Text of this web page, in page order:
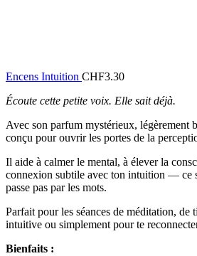
Encens Intuition CHF3.30
Écoute cette petite voix. Elle sait déjà.
Avec son parfum mystérieux, légèrement
conçu pour ouvrir les portes de la
Il aide à calmer le mental, à élever la
connexion subtile avec ton intuition — ce
passe pas par les mots.
Parfait pour les séances de méditation, de
intuitive ou simplement pour te
Bienfaits :